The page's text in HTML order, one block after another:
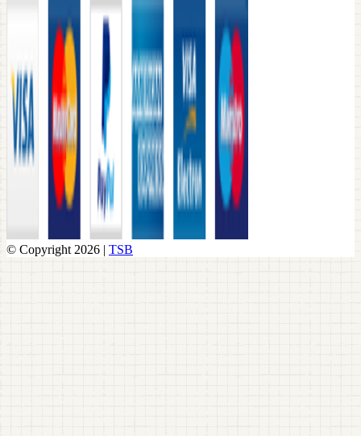
© Copyright 2026 | TSB